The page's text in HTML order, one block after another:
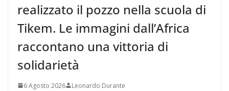
realizzato il pozzo nella scuola di
Tikem. Le immagini dall’Africa
raccontano una vittoria di
solidarietà
6 Agosto 2026 Leonardo Durante